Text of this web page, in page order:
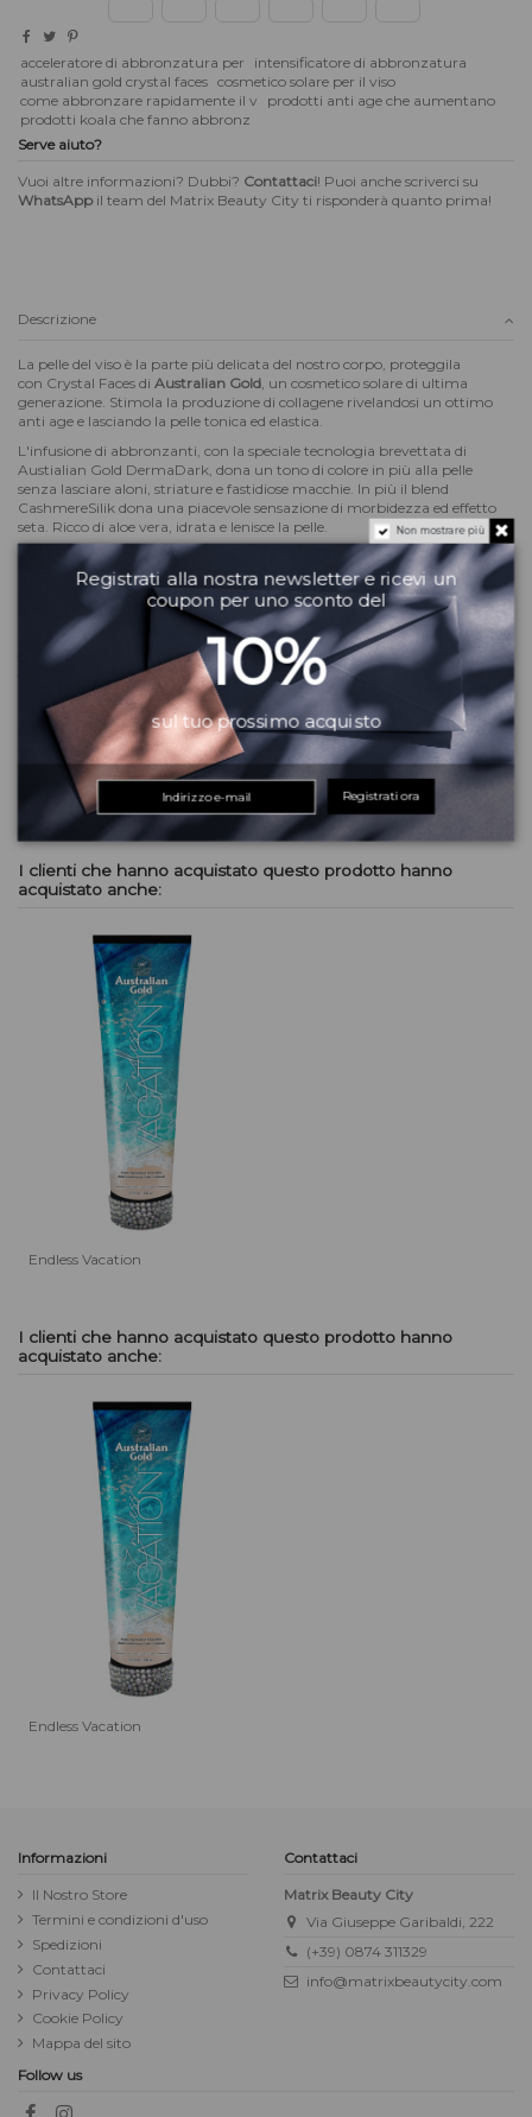
acceleratore di abbronzatura per
intensificatore di abbronzatura
australian gold crystal faces cosmetico solare per il viso
come abbronzare rapidamente il v
prodotti anti age che aumentano
prodotti koala che fanno abbronz
Serve aiuto?
Vuoi altre informazioni? Dubbi? Contattaci! Puoi anche scriverci su
WhatsAppil team del Matrix Beauty City ti risponderà quanto prima!
Descrizione
La pelle del viso è la parte più delicata del nostro corpo, proteggila
con Crystal Faces di Australian Gold , un cosmetico solare di ultima
generazione. Stimola la produzione di collagene rivelandosi un ottimo
anti age e lasciando la pelle tonica ed elastica.
L'infusione di abbronzanti, con la speciale tecnologia brevettata di
Austialian Gold DermaDark, dona un tono di colore in più alla pelle
senza lasciare aloni, striature e fastidiose macchie. In più il blend
CashmereSilik dona una piacevole sensazione di morbidezza ed effetto
seta. Ricco di aloe vera, idrata e lenisce la pelle.
Formato: flacone da 133 ml
Modo d'uso: applicare una sufficiente quantità di prodotto e massaggiare
fino a completo assorbimento.
Consiglio: gli acceleratori e gli intensificatori di abbronzatura non
sostituiscono la crema solare. Prima di esporsi ai raggi UV, soprattutto
outdoor, si raccomanda di applicare prima l'acceleratore o
l'intensificatore di abbronzatura e successivamente, una volta assorbito,
la crema solare protettiva.
Dettagli del prodotto
Recensioni (0)
I clienti che hanno acquistato questo prodotto hanno
acquistato anche:
Endless Vacation
I clienti che hanno acquistato questo prodotto hanno
acquistato anche:
Endless Vacation
Informazioni
Il Nostro Store
Termini e condizioni d'uso
Spedizioni
Contattaci
Privacy Policy
Cookie Policy
Mappa del sito
Contattaci
Matrix Beauty City
Via Giuseppe Garibaldi, 222
(+39) 0874 311329
info@matrixbeautycity.com
Follow us
Non mostrare più
Registrati alla nostra newsletter e ricevi un
coupon per uno sconto del
10%
sul tuo prossimo acquisto
Registrati ora